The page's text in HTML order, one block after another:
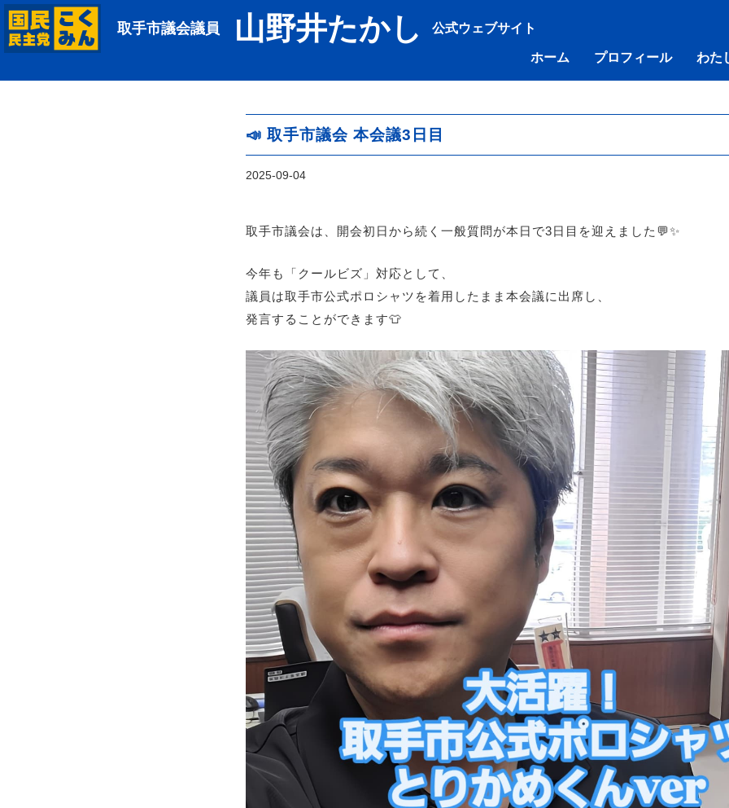
取手市議会議員 山野井たかし
公式ウェブサイト
Skip
ホーム プロフィール わた
📣 取手市議会 本会議3日目
2025-09-04
取手市議会は、開会初日から続く一般質問が本日で3日目を迎えました💬✨
今年も「クールビズ」対応として、
議員は取手市公式ポロシャツを着用したまま本会議に出席し、
発言することができます👕